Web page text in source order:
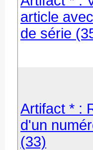
article
de série
Artifact * :
d'un
(33)